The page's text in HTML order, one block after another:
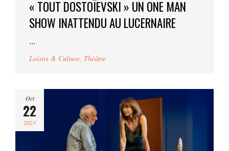
« TOUT DOSTOÏEVSKI » UN ONE MAN
SHOW INATTENDU AU LUCERNAIRE
...
Loisirs & Culture, Théâtre
Oct
22
2023